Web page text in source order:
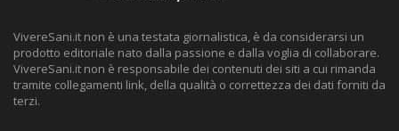
VivereSani.it non è una testata giornalistica, è da considerarsi un
prodotto editoriale nato dalla passione e dalla voglia di collaborare.
VivereSani.it non è responsabile dei contenuti dei siti a cui rimanda
tramite collegamenti link, della qualità o correttezza dei dati forniti da
terzi.